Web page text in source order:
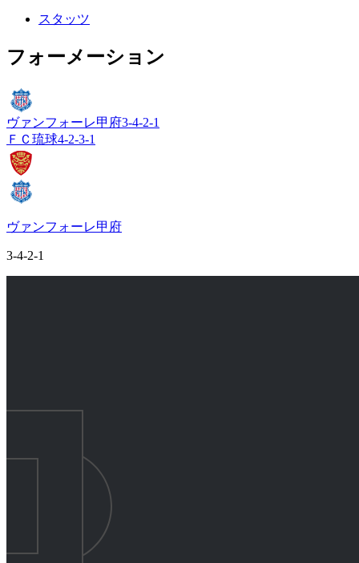
スタッツ
フォーメーション
ヴァンフォーレ甲府3-4-2-1
ＦＣ琉球4-2-3-1
ヴァンフォーレ甲府
3-4-2-1